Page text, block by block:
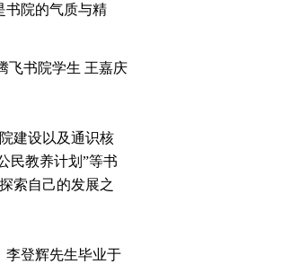
书院的气质与精
飞书院学生 王嘉庆
建设以及通识核
民教养计划”等书
索自己的发展之
登辉先生毕业于